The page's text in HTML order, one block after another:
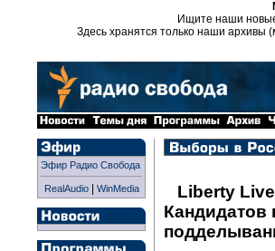
Ищите наши
Здесь хранятся только наши архивы
Эфир Радио Свобода
RealAudio| WinMedia
Liberty
Кандидатов